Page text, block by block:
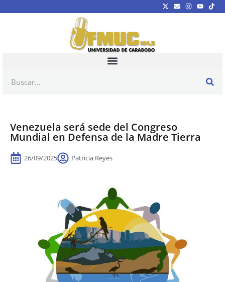
Venezuela será sede del Congreso
Mundial en Defensa de la Madre Tierra
26/09/2025 Patricia Reyes